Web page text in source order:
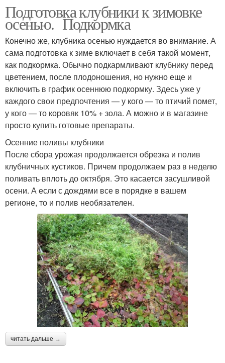
Подготовка клубники к зимовке
осенью. Подкормка
Конечно же, клубника осенью нуждается во внимание. А
сама подготовка к зиме включает в себя такой момент,
как подкормка. Обычно подкармливают клубнику перед
цветением, после плодоношения, но нужно еще и
включить в график осеннюю подкормку. Здесь уже у
каждого свои предпочтения — у кого — то птичий помет,
у кого — то коровяк 10% + зола. А можно и в магазине
просто купить готовые препараты.
Осенние поливы клубники
После сбора урожая продолжается обрезка и полив
клубничных кустиков. Причем продолжаем раз в неделю
поливать вплоть до октября. Это касается засушливой
осени. А если с дождями все в порядке в вашем
регионе, то и полив необязателен.
читать дальше →